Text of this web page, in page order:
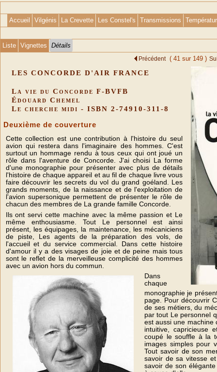
Accueil Vilgénis La Crevette Les Constel's Transmissions
Liste Vignettes Détails
Précédent ( 41 sur 149 )
LES CONCORDE D'AIR FRANCE
La vie du Concorde F-BVFB
Édouard Chemel
Le cherche midi - ISBN 2-74910-311-8
Deuxième de couverture
Cette collection est une contribution à l'histoire du seul
avion qui restera dans l'imaginaire des hommes. C'est
surtout un hommage rendu à tous ceux qui ont joué un
rôle dans l'aventure de Concorde. J'ai choisi La forme
d'une monographie pour présenter avec plus de détails
l'histoire de chaque appareil et au fil de chaque livre vous
faire découvrir les secrets du vol du grand goéland. Les
grands moments, de la naissance et de l'exploitation de
l'avion supersonique permettent de présenter le rôle de
chacun des membres de La grande famille Concorde.
Ils ont servi cette machine avec la même passion et Le
même enthousiasme. Tout Le personnel est ainsi
présent, les équipages, la maintenance, les mécaniciens
de piste, Les agents de la préparation des vols, de
l'accueil et du service commercial. Dans cette histoire
d'amour il y a des visages de joie et de peine mais tous
sont le reflet de la merveilleuse complicité des hommes
avec un avion hors du commun.
Dans
chaque
monographie je
page. Pour découvrir
de ses métiers, du
par tout Le personnel
est aussi une machine
intuitive, capricieuse
coupé le souffle à la
images simples pour
Tout savoir de son
savoir de sa vitesse
savoir de son